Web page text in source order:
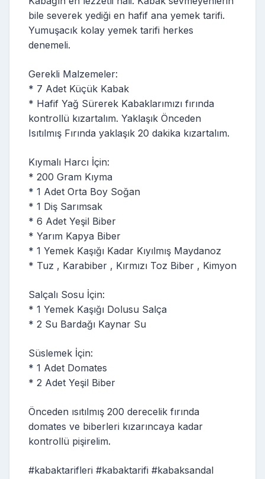
bile severek yediği en hafif ana yemek tarifi.
Yumuşacık kolay yemek tarifi herkes
denemeli.
Gerekli Malzemeler:
* 7 Adet Küçük Kabak
* Hafif Yağ Sürerek Kabaklarımızı fırında
kontrollü kızartalım. Yaklaşık Önceden
Isıtılmış Fırında yaklaşık 20 dakika kızartalım.
Kıymalı Harcı İçin:
* 200 Gram Kıyma
* 1 Adet Orta Boy Soğan
* 1 Diş Sarımsak
* 6 Adet Yeşil Biber
* Yarım Kapya Biber
* 1 Yemek Kaşığı Kadar Kıyılmış Maydanoz
* Tuz , Karabiber , Kırmızı Toz Biber , Kimyon
Salçalı Sosu İçin:
* 1 Yemek Kaşığı Dolusu Salça
* 2 Su Bardağı Kaynar Su
Süslemek İçin:
* 1 Adet Domates
* 2 Adet Yeşil Biber
Önceden ısıtılmış 200 derecelik fırında
domates ve biberleri kızarıncaya kadar
kontrollü pişirelim.
#kabaktarifleri #kabaktarifi #kabaksandal